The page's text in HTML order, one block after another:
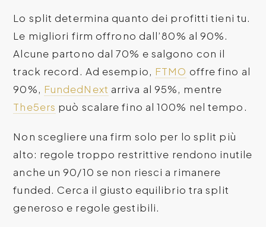
Lo split determina quanto dei profitti tieni tu.
Le migliori firm offrono dall’80% al 90%.
Alcune partono dal 70% e salgono con il
track record. Ad esempio, FTMO offre fino al
90%, FundedNext arriva al 95%, mentre
The5ers può scalare fino al 100% nel tempo.
Non scegliere una firm solo per lo split più
alto: regole troppo restrittive rendono inutile
anche un 90/10 se non riesci a rimanere
funded. Cerca il giusto equilibrio tra split
generoso e regole gestibili.